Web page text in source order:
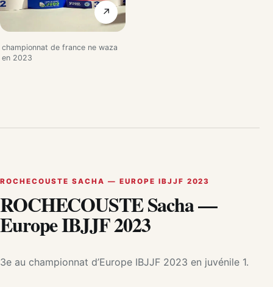
↗
championnat de france ne waza
en 2023
ROCHECOUSTE SACHA — EUROPE IBJJF 2023
ROCHECOUSTE Sacha —
Europe IBJJF 2023
3e au championnat d’Europe IBJJF 2023 en juvénile 1.